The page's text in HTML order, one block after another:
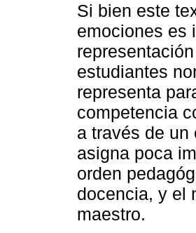
Si bien este
emociones es
estudiantes
representa
competencia
a través de
asigna poca
orden
docencia, y el
maestro.